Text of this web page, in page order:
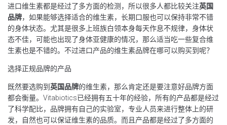
进口维生素都是经过了多方面的检测，所以很多人都比较关注英国
品牌，如果能够选择适合的维生素，长期口服也可以保持非常不错
的身体状态。尤其是很多上班族白领本身每天作息不规律，身体状
态不佳，可能也出现了身体亚健康的情况，那么适当吃一些复合维
生素也是不错的。不过进口产品的维生素品牌在哪可以购买到呢？
选择正规品牌的产品
既然要选购到 英国品牌的维生素，那么肯定还是要注意好品牌方面
都会衡量。Vitabiotics已经拥有五十年的经验，所有的产品都是经过
了科学配比，品牌拥有自己的实验室，专业人员来进行整体上的研
发，自然也可以保证维生素的品质。而且产品都是经过了多方面的